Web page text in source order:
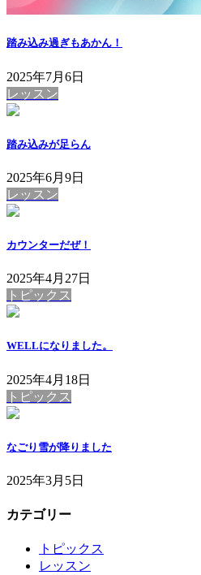
踏み込み過ぎもあかん！
2025年7月6日
レッスン
踏み込みが足らん
2025年6月9日
レッスン
カウンターだぜ！
2025年4月27日
トピックス
WELLになりました。
2025年4月18日
トピックス
なごり雪が降りました
2025年3月5日
カテゴリー
トピックス
レッスン